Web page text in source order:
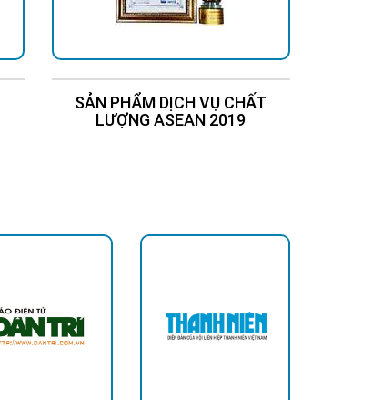
SẢN PHẨM DỊCH VỤ CHẤT
LƯỢNG ASEAN 2019